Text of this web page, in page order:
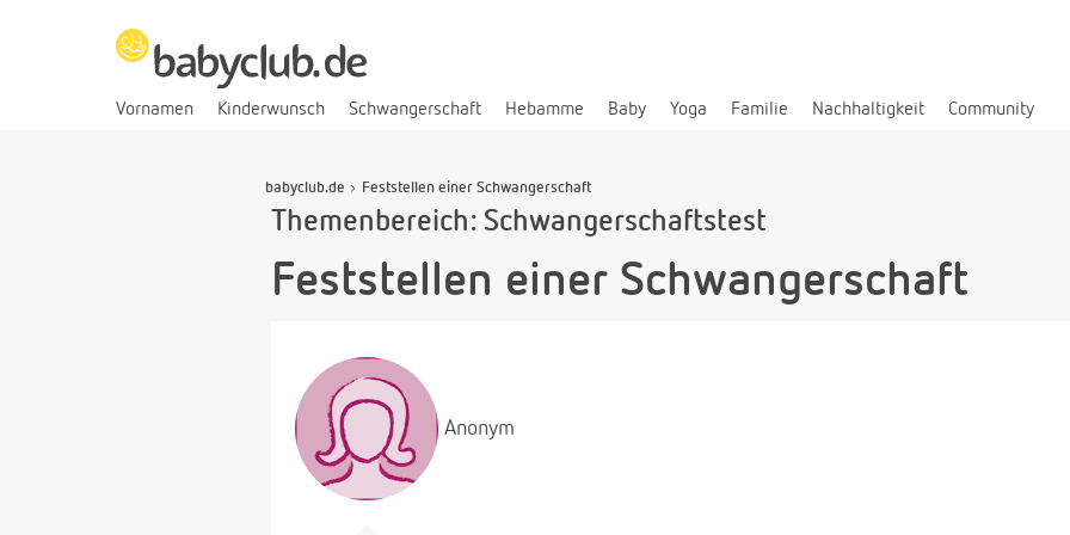
Vornamen Kinderwunsch Schwangerschaft Hebamme Baby Yoga Familie Nachhaltigkeit Community
babyclub.de Feststellen einer Schwangerschaft
Themenbereich: Schwangerschaftstest
Feststellen einer Schwangerschaft
Anonym